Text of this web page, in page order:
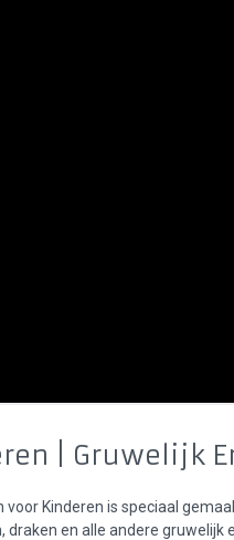
| Gruwelijk
voor Kinderen is speciaal
draken en alle andere gruwelijk